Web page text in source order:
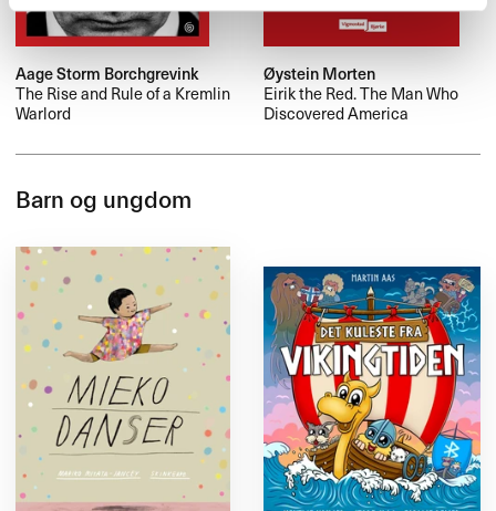
Aage Storm Borchgrevink
The Rise and Rule of a Kremlin
Warlord
Øystein Morten
Eirik the Red. The Man Who
Discovered America
Barn og ungdom